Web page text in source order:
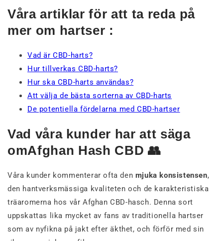
Våra artiklar för att ta reda på
mer om hartser :
Vad är CBD-harts?
Hur tillverkas CBD-harts?
Hur ska CBD-harts användas?
Att välja de bästa sorterna av CBD-harts
De potentiella fördelarna med CBD-hartser
Vad våra kunder har att säga
omAfghan Hash CBD 👥
Våra kunder kommenterar ofta den mjuka konsistensen,
den hantverksmässiga kvaliteten och de karakteristiska
träaromerna hos vår Afghan CBD-hasch. Denna sort
uppskattas lika mycket av fans av traditionella hartser
som av nyfikna på jakt efter äkthet, och förför med sin